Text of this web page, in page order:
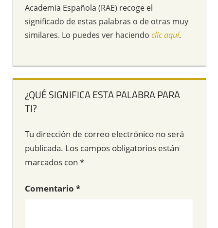
Academia Española (RAE) recoge el
significado de estas palabras o de otras muy
similares. Lo puedes ver haciendo clic aquí.
¿QUÉ SIGNIFICA ESTA PALABRA PARA
TI?
Tu dirección de correo electrónico no será
publicada. Los campos obligatorios están
marcados con *
Comentario *